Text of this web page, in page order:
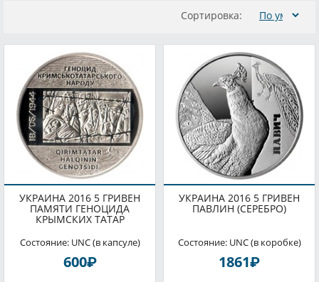
Сортировка:
УКРАИНА 2016 5 ГРИВЕН
ПАМЯТИ ГЕНОЦИДА
КРЫМСКИХ ТАТАР
Состояние: UNC (в капсуле)
600P
УКРАИНА 2016 5 ГРИВЕН
ПАВЛИН (СЕРЕБРО)
Состояние: UNC (в коробке)
1861P